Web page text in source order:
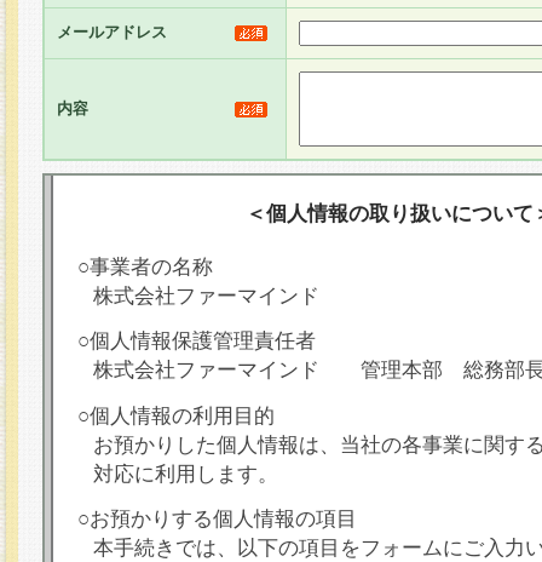
メールアドレス
内容
＜個人情報の取り扱いについて
○事業者の名称
株式会社ファーマインド
○個人情報保護管理責任者
株式会社ファーマインド 管理本部 総務部
○個人情報の利用目的
お預かりした個人情報は、当社の各事業に関す
対応に利用します。
○お預かりする個人情報の項目
本手続きでは、以下の項目をフォームにご入力